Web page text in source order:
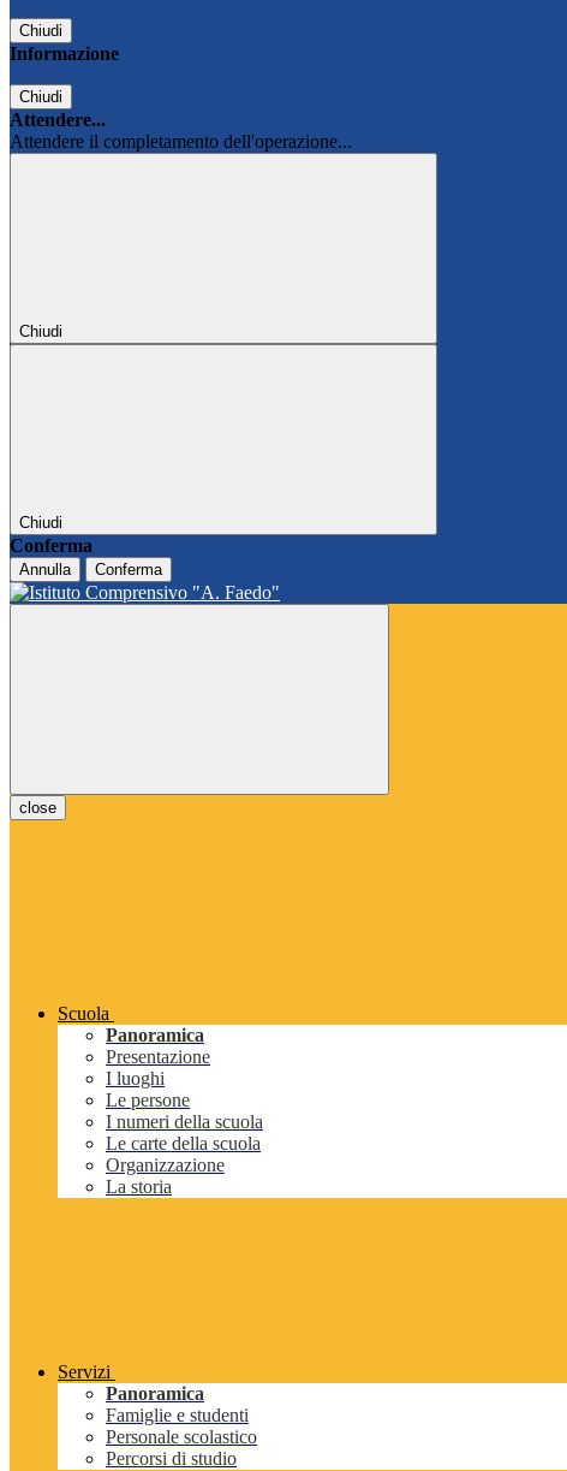
Chiudi
Informazione
Chiudi
Attendere...
Attendere il completamento dell'operazione...
Chiudi
Chiudi
Conferma
Annulla Conferma
close
Scuola
Panoramica
Presentazione
I luoghi
Le persone
I numeri della scuola
Le carte della scuola
Organizzazione
La storia
Servizi
Panoramica
Famiglie e studenti
Personale scolastico
Percorsi di studio